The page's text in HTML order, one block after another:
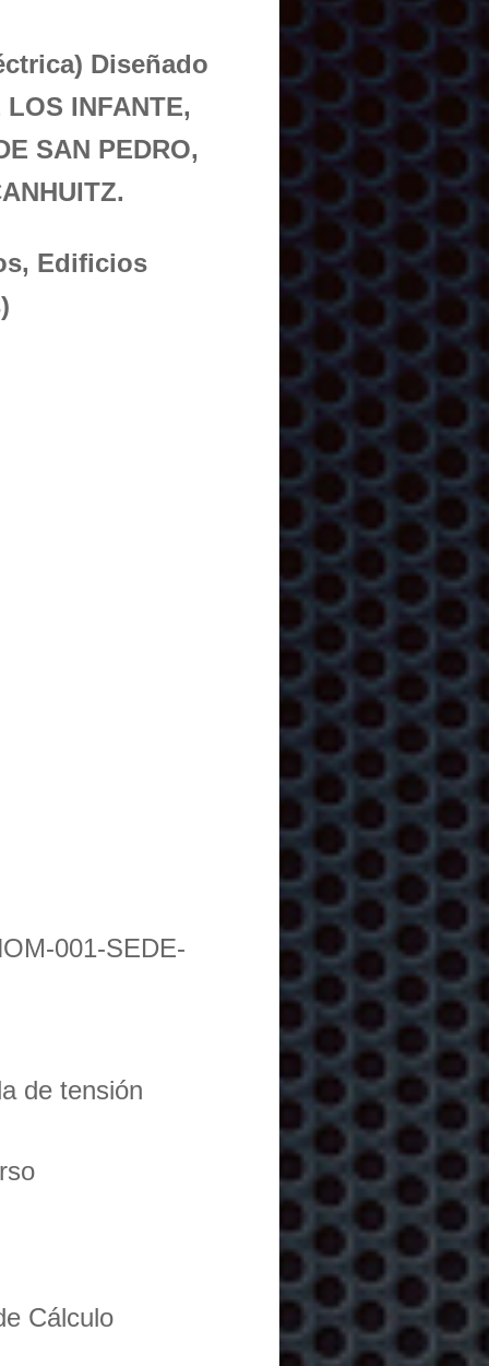
Diseñado
INFANTE,
SAN PEDRO,
Edificios
001-SEDE-
de tensión
Cálculo